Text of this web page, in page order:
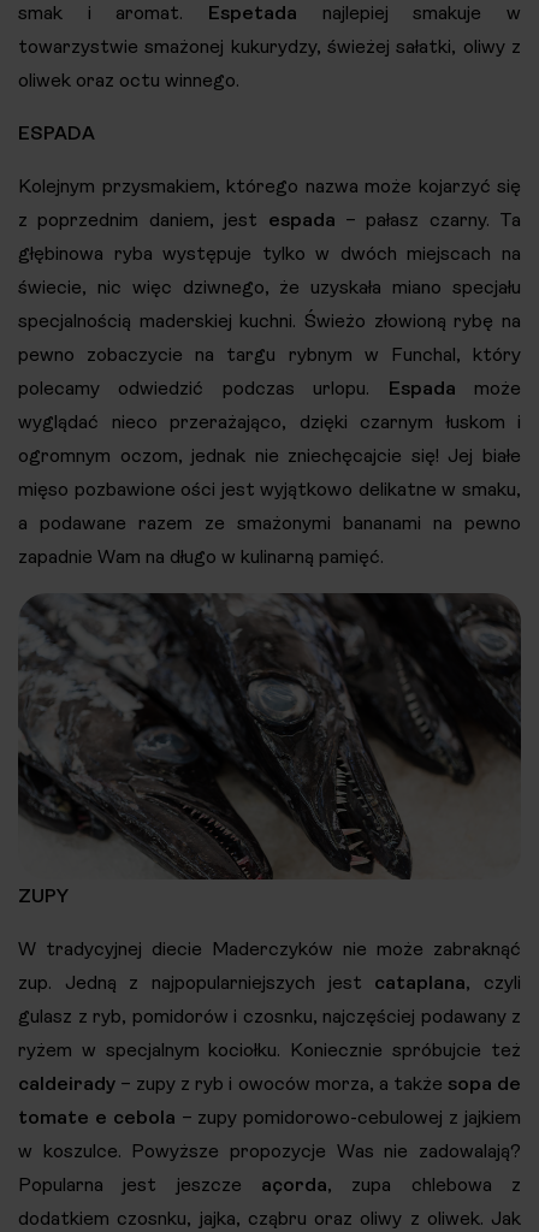
smak i aromat. Espetada najlepiej smakuje w
towarzystwie smażonej kukurydzy, świeżej sałatki, oliwy z
oliwek oraz octu winnego.
ESPADA
Kolejnym przysmakiem, którego nazwa może kojarzyć się
z poprzednim daniem, jest espada – pałasz czarny. Ta
głębinowa ryba występuje tylko w dwóch miejscach na
świecie, nic więc dziwnego, że uzyskała miano specjału
specjalnością maderskiej kuchni. Świeżo złowioną rybę na
pewno zobaczycie na targu rybnym w Funchal, który
polecamy odwiedzić podczas urlopu. Espada może
wyglądać nieco przerażająco, dzięki czarnym łuskom i
ogromnym oczom, jednak nie zniechęcajcie się! Jej białe
mięso pozbawione ości jest wyjątkowo delikatne w smaku,
a podawane razem ze smażonymi bananami na pewno
zapadnie Wam na długo w kulinarną pamięć.
ZUPY
W tradycyjnej diecie Maderczyków nie może zabraknąć
zup. Jedną z najpopularniejszych jest cataplana, czyli
gulasz z ryb, pomidorów i czosnku, najczęściej podawany z
ryżem w specjalnym kociołku. Koniecznie spróbujcie też
caldeirady – zupy z ryb i owoców morza, a także sopa de
tomate e cebola – zupy pomidorowo-cebulowej z jajkiem
w koszulce. Powyższe propozycje Was nie zadowalają?
Popularna jest jeszcze açorda, zupa chlebowa z
dodatkiem czosnku, jajka, cząbru oraz oliwy z oliwek. Jak